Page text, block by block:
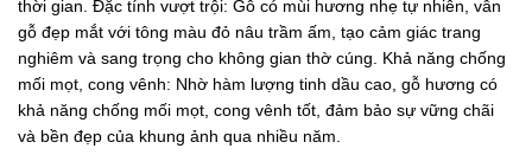
thời gian. Đặc tính vượt trội: Gỗ có mùi hương nhẹ tự nhiên, vân
gỗ đẹp mắt với tông màu đỏ nâu trầm ấm, tạo cảm giác trang
nghiêm và sang trọng cho không gian thờ cúng. Khả năng chống
mối mọt, cong vênh: Nhờ hàm lượng tinh dầu cao, gỗ hương có
khả năng chống mối mọt, cong vênh tốt, đảm bảo sự vững chãi
và bền đẹp của khung ảnh qua nhiều năm.